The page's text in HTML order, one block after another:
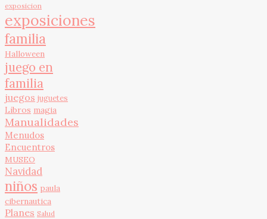
exposicion
exposiciones
familia
Halloween
juego en
familia
juegos juguetes
Libros magia
Manualidades
Menudos
Encuentros
MUSEO
Navidad
niños paula
cibernautica
Planes Salud